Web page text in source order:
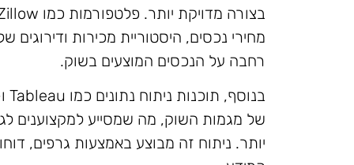
מחירי נכסים, היסטוריית מכירות
רחבה על הנכסים המוצעים בשוק.
של מגמות השוק, מה שמסייע למקצוענים
יותר. ניתוח זה מבוצע באמצעות גרפים,